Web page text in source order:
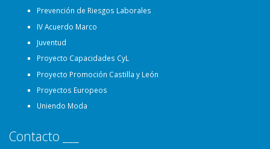
Prevención de Riesgos Laborales
IV Acuerdo Marco
Juventud
Proyecto Capacidades CyL
Proyecto Promoción Castilla y León
Proyectos Europeos
Uniendo Moda
Contacto ___